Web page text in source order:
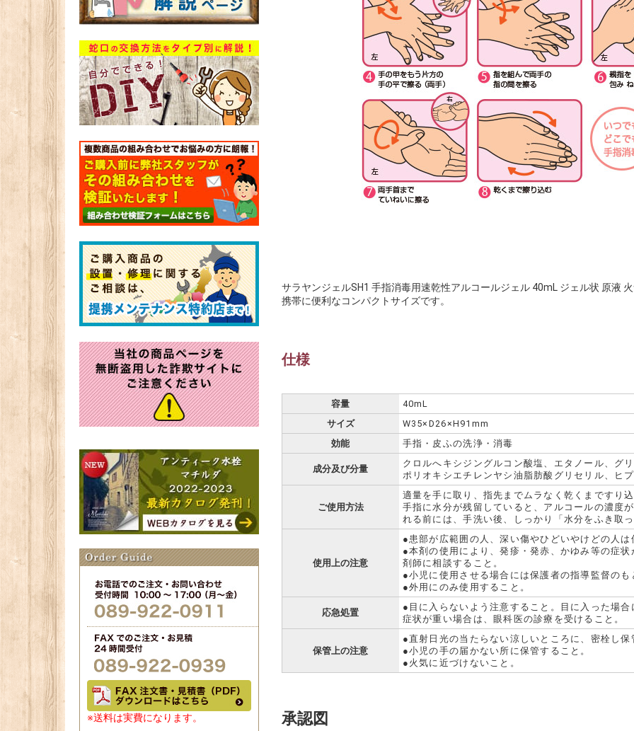
※送料は実費になります。
サラヤンジェルSH1 手指消毒用速乾性アルコールジェル 40mL ジェル状 原液
携帯に便利なコンパクトサイズです。
仕様
容量
40mL
サイズ
W35×D26×H91mm
効能
手指・皮ふの洗浄・消毒
成分及び分量
クロルへキシジングルコン酸塩、エタノール、グ
ポリオキシエチレンヤシ油脂肪酸グリセリル、ヒ
ご使用方法
適量を手に取り、指先までムラなく乾くまですり
手指に水分が残留していると、アルコールの濃度
れる前には、手洗い後、しっかり「水分をふき取
使用上の注意
●患部が広範囲の人、深い傷やひどいやけどの人
●本剤の使用により、発疹・発赤、かゆみ等の症
剤師に相談すること。
●小児に使用させる場合には保護者の指導監督の
●外用にのみ使用すること。
応急処置
●目に入らないよう注意すること。目に入った場
症状が重い場合は、眼科医の診療を受けること。
保管上の注意
●直射日光の当たらない涼しいところに、密栓し保
●小児の手の届かない所に保管すること。
●火気に近づけないこと。
承認図